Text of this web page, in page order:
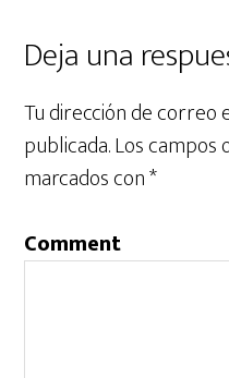
Deja una
Tu dirección de correo
publicada.Los campos
marcados con*
Comment